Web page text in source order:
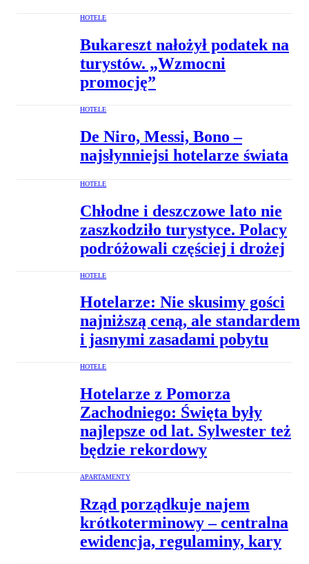
HOTELE
Bukareszt nałożył podatek na
turystów. „Wzmocni
promocję”
HOTELE
De Niro, Messi, Bono –
najsłynniejsi hotelarze świata
HOTELE
Chłodne i deszczowe lato nie
zaszkodziło turystyce. Polacy
podróżowali częściej i drożej
HOTELE
Hotelarze: Nie skusimy gości
najniższą ceną, ale standardem
i jasnymi zasadami pobytu
HOTELE
Hotelarze z Pomorza
Zachodniego: Święta były
najlepsze od lat. Sylwester też
będzie rekordowy
APARTAMENTY
Rząd porządkuje najem
krótkoterminowy – centralna
ewidencja, regulaminy, kary